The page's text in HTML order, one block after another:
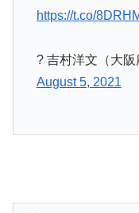
https://t.co/
? 吉村洋文（大
August 5, 2021